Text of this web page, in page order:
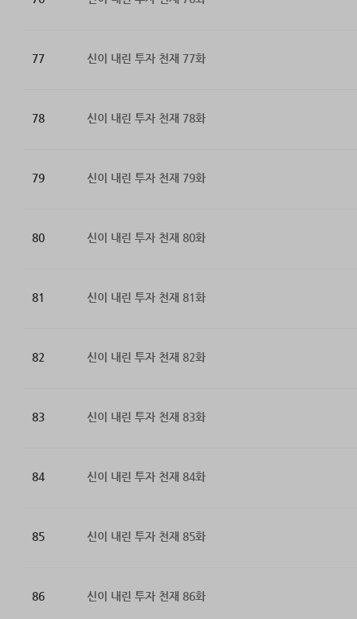
77 신이 내린 투자 천재 77화
78 신이 내린 투자 천재 78화
79 신이 내린 투자 천재 79화
80 신이 내린 투자 천재 80화
81 신이 내린 투자 천재 81화
82 신이 내린 투자 천재 82화
83 신이 내린 투자 천재 83화
84 신이 내린 투자 천재 84화
85 신이 내린 투자 천재 85화
86 신이 내린 투자 천재 86화